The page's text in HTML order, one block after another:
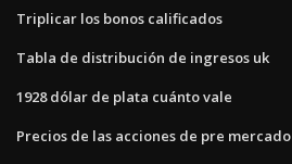
Triplicar los bonos calificados
Tabla de distribución de ingresos uk
1928 dólar de plata cuánto vale
Precios de las acciones de pre